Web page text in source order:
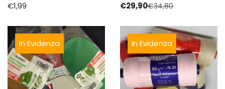
€1,99 €29,90€34,80
In Evidenza In Evidenza